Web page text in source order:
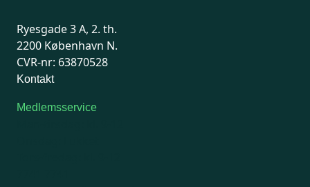
Ryesgade 3 A, 2. th.
2200 København N.
CVR-nr: 63870528
Kontakt
Medlemsservice